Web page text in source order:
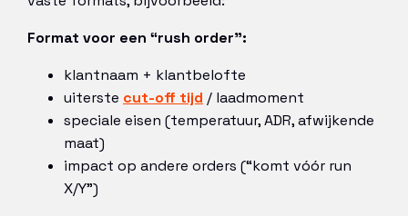
Format voor een “rush order”:
klantnaam + klantbelofte
uiterste cut-off tijd / laadmoment
speciale eisen (temperatuur, ADR, afwijkende
maat)
impact op andere orders (“komt vóór run
X/Y”)